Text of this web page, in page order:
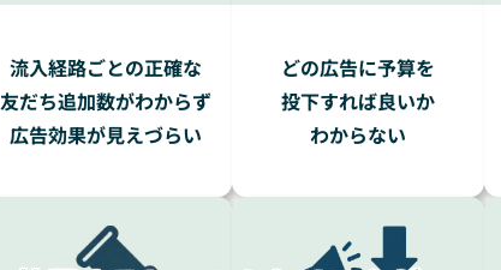
流入経路ごとの正確な
友だち追加数がわからず
広告効果が見えづらい
どの広告に予算を
投下すれば良いか
わからない